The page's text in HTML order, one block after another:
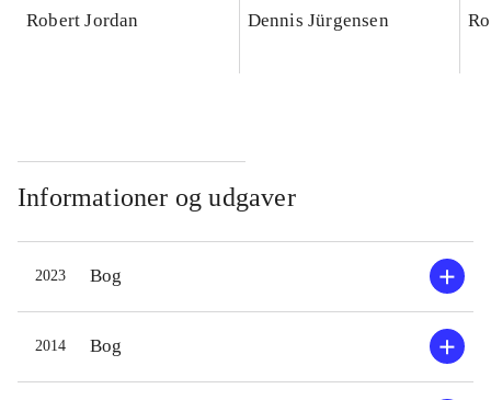
Robert Jordan
Dennis Jürgensen
Informationer og udgaver
2023 Bog
2014 Bog